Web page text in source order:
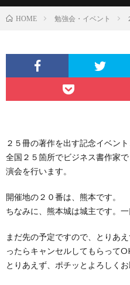
HOME 勉強会・イベント
２５冊の著作を出す記念イベント
全国２５箇所でビジネス書作家
演会を行います。
開催地の２０番は、熊本です。
ちなみに、熊本城は城主です。
まだ先の予定ですので、とりあ
ったらキャンセルしてもらって
とりあえず、ポチッとよろしく